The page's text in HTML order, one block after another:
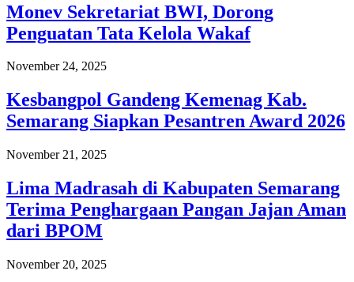
Monev Sekretariat BWI, Dorong
Penguatan Tata Kelola Wakaf
November 24, 2025
Kesbangpol Gandeng Kemenag Kab.
Semarang Siapkan Pesantren Award 2026
November 21, 2025
Lima Madrasah di Kabupaten Semarang
Terima Penghargaan Pangan Jajan Aman
dari BPOM
November 20, 2025